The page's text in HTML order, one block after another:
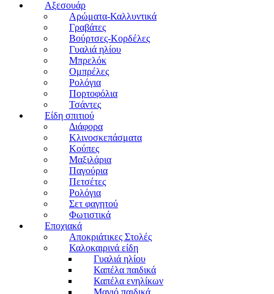
Αξεσουάρ
Αρώματα-Καλλυντικά
Γραβάτες
Βούρτσες-Κορδέλες
Γυαλιά ηλίου
Μπρελόκ
Ομπρέλες
Ρολόγια
Πορτοφόλια
Τσάντες
Είδη σπιτιού
Διάφορα
Κλινοσκεπάσματα
Κούπες
Μαξιλάρια
Παγούρια
Πετσέτες
Ρολόγια
Σετ φαγητού
Φωτιστικά
Εποχιακά
Αποκριάτικες Στολές
Καλοκαιρινά είδη
Γυαλιά ηλίου
Καπέλα παιδικά
Καπέλα ενηλίκων